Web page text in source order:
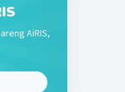
AiRIS,